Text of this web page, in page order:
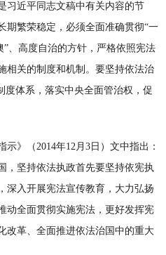
习近平同志文稿中有关内容的节
期繁荣稳定，必须全面准确贯彻“一
”、高度自治的方针，严格依照宪法
相关的制度和机制。要坚持依法治
度体系，落实中央全面管治权，促
》（2014年12月3日）文中指出：
，坚持依法执政首先要坚持依宪执
深入开展宪法宣传教育，大力弘扬
动全面贯彻实施宪法，更好发挥宪
改革、全面推进依法治国中的重大